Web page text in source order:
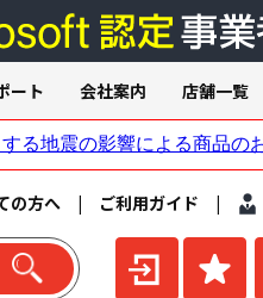
の方へ | ご利用ガイド |
ート 会社案内 店舗一覧